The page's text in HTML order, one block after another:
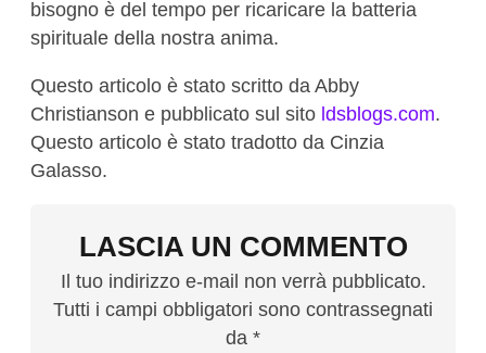
bisogno è del tempo per ricaricare la batteria
spirituale della nostra anima.
Questo articolo è stato scritto da Abby
Christianson e pubblicato sul sito ldsblogs.com.
Questo articolo è stato tradotto da Cinzia
Galasso.
LASCIA UN COMMENTO
Il tuo indirizzo e-mail non verrà pubblicato.
Tutti i campi obbligatori sono contrassegnati
da *